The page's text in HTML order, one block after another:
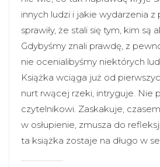
innych ludzi i jakie wydarzenia z
sprawiły, że stali się tym, kim są
Gdybyśmy znali prawdę, z
nie ocenialibyśmy niektórych
Książka wciąga już od
nurt rwącej rzeki, intryguje. Nie
czytelnikowi. Zaskakuje,
w osłupienie, zmusza do
ta książka zostaje na długo w